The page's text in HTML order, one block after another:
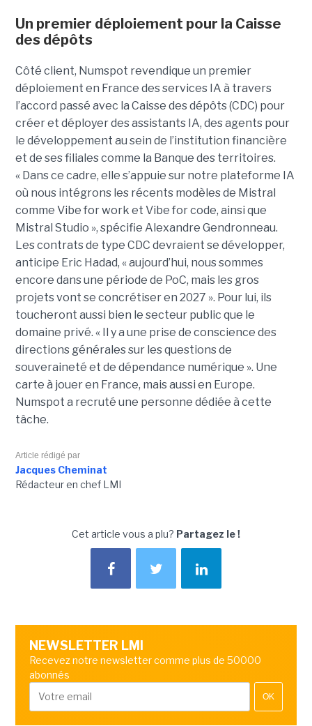
Un premier déploiement pour la Caisse
des dépôts
Côté client, Numspot revendique un premier
déploiement en France des services IA à travers
l’accord passé avec la Caisse des dépôts (CDC) pour
créer et déployer des assistants IA, des agents pour
le développement au sein de l’institution financière
et de ses filiales comme la Banque des territoires.
« Dans ce cadre, elle s’appuie sur notre plateforme IA
où nous intégrons les récents modèles de Mistral
comme Vibe for work et Vibe for code, ainsi que
Mistral Studio », spécifie Alexandre Gendronneau.
Les contrats de type CDC devraient se développer,
anticipe Eric Hadad, « aujourd’hui, nous sommes
encore dans une période de PoC, mais les gros
projets vont se concrétiser en 2027 ». Pour lui, ils
toucheront aussi bien le secteur public que le
domaine privé. « Il y a une prise de conscience des
directions générales sur les questions de
souveraineté et de dépendance numérique ». Une
carte à jouer en France, mais aussi en Europe.
Numspot a recruté une personne dédiée à cette
tâche.
Article rédigé par
Jacques Cheminat
Rédacteur en chef LMI
Cet article vous a plu? Partagez le !
NEWSLETTER LMI
Recevez notre newsletter comme plus de 50000
abonnés
OK